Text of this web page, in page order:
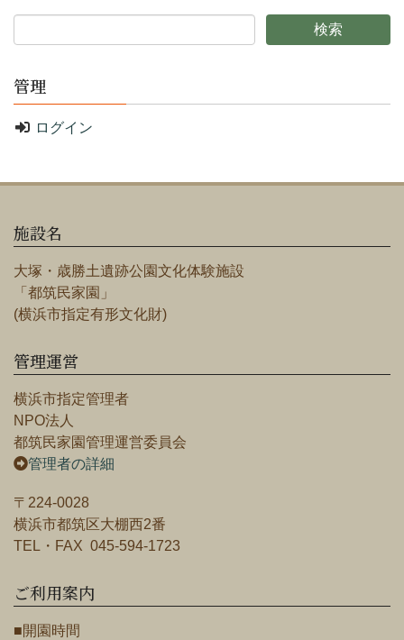
管理
ログイン
施設名
大塚・歳勝土遺跡公園文化体験施設
「都筑民家園」
(横浜市指定有形文化財)
管理運営
横浜市指定管理者
NPO法人
都筑民家園管理運営委員会
管理者の詳細
〒224-0028
横浜市都筑区大棚西2番
TEL・FAX 045-594-1723
ご利用案内
■開園時間